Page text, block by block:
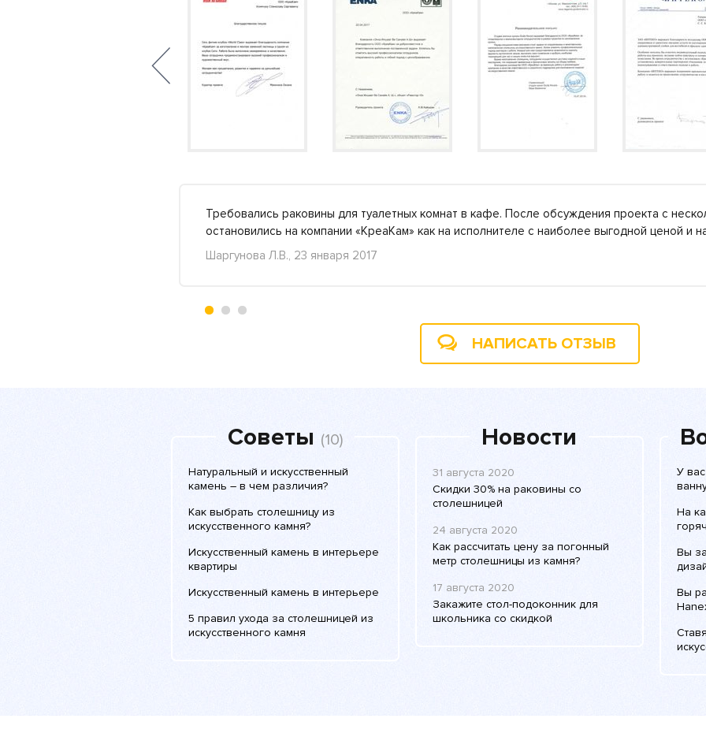
Требовались раковины для туалетных комнат в кафе. После обсуждения проекта с
остановились на компании «КреаКам» как на исполнителе с наиболее выгодной ценой и
Шаргунова Л.В., 23 января 2017
НАПИСАТЬ ОТЗЫВ
Советы (10)
Натуральный и искусственный
камень – в чем различия?
Как выбрать столешницу из
искусственного камня?
Искусственный камень в интерьере
квартиры
Искусственный камень в интерьере
5 правил ухода за столешницей из
искусственного камня
Новости
31 августа 2020
Скидки 30% на раковины со
столешницей
24 августа 2020
Как рассчитать цену за погонный
метр столешницы из камня?
17 августа 2020
Закажите стол-подоконник для
школьника со скидкой
У
На
Вы
Вы